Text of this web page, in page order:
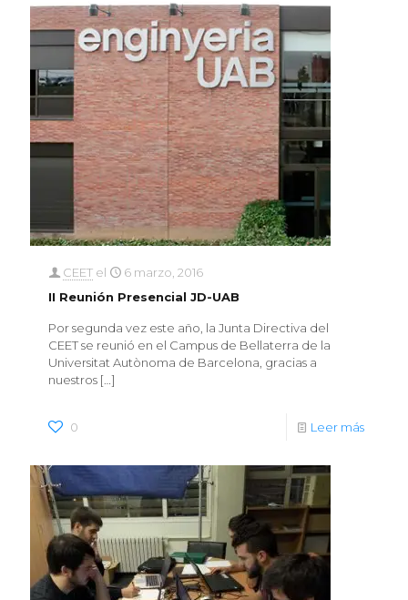
CEET el
6 marzo, 2016
II Reunión Presencial JD-UAB
Por segunda vez este año, la Junta Directiva del
CEET se reunió en el Campus de Bellaterra de la
Universitat Autònoma de Barcelona, gracias a
nuestros […]
0 Leer más